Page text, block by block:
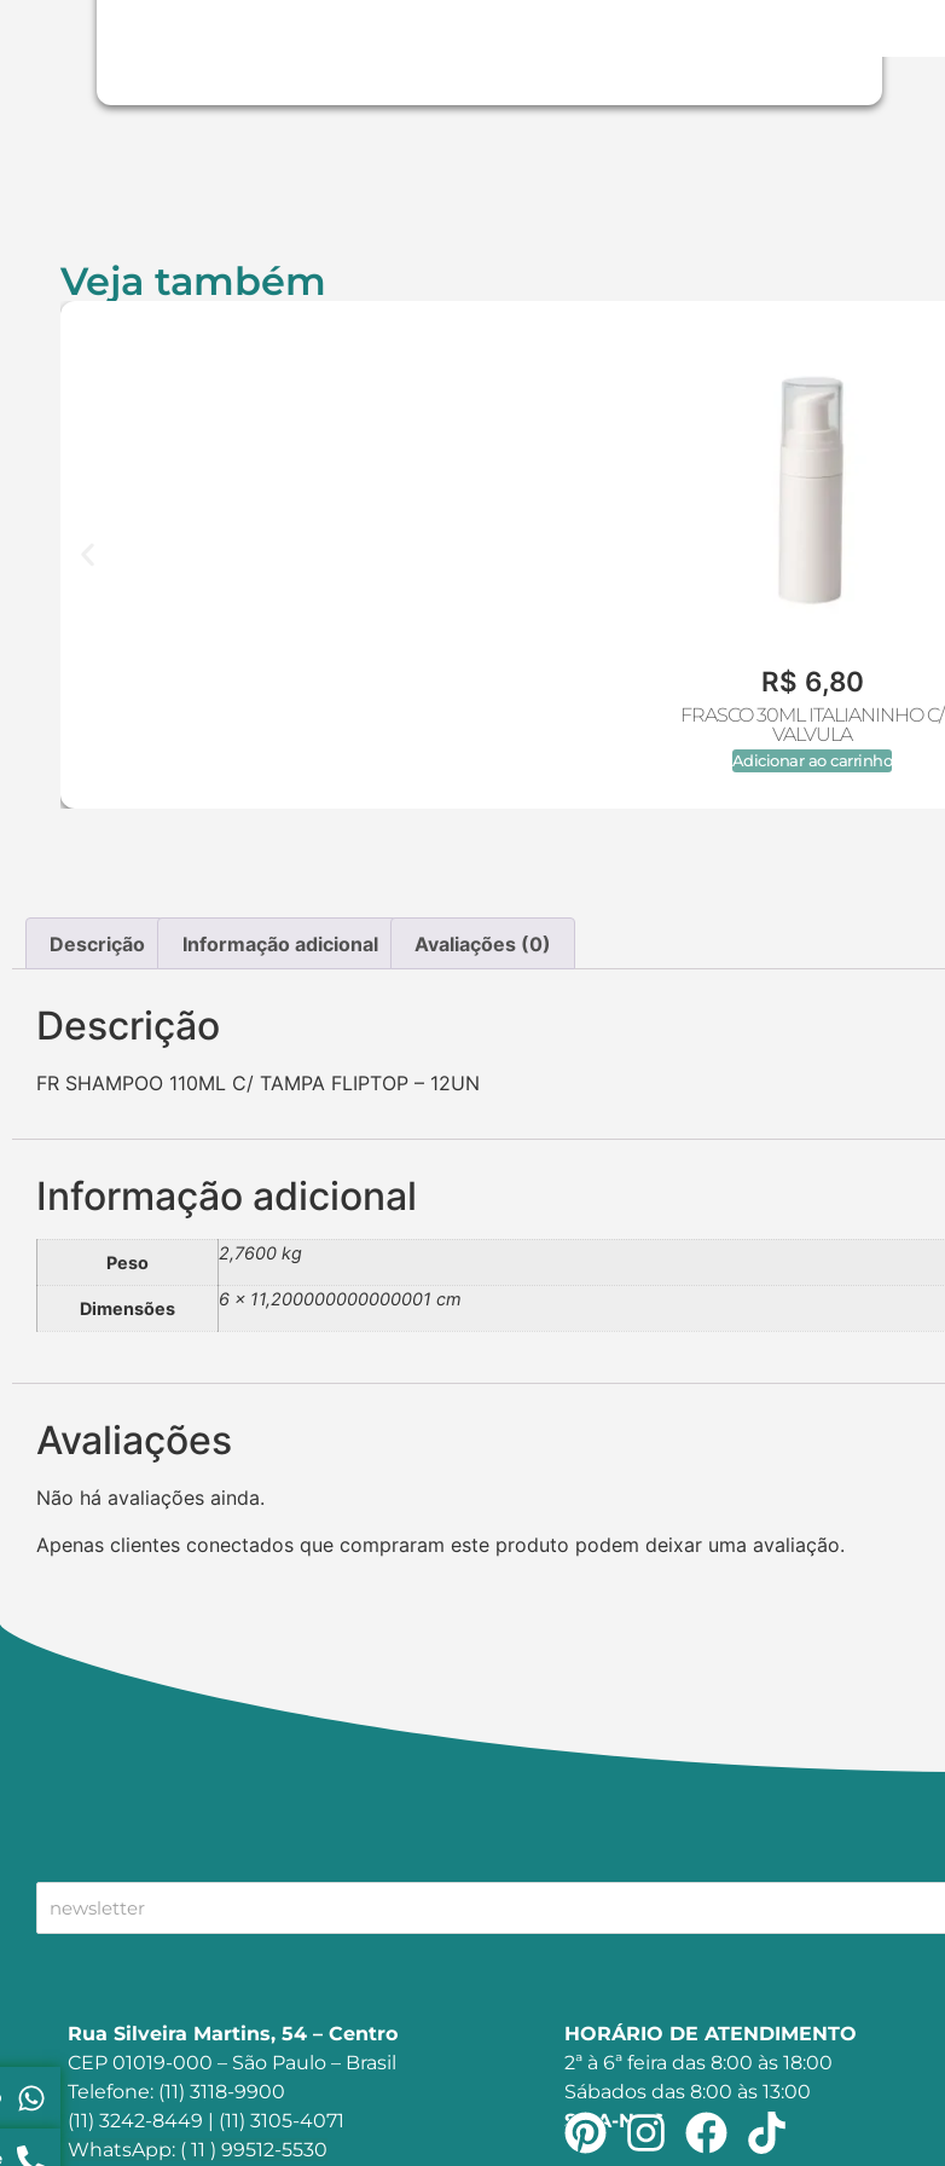
Veja também
R$ 6,80
FRASCO 30ML ITALIANINHO C/
VALVULA
Adicionar ao carrinho
Descrição Informação adicional Avaliações (0)
Descrição
FR SHAMPOO 110ML C/ TAMPA FLIPTOP – 12UN
Informação adicional
Peso 2,7600 kg
Dimensões 6 × 11,200000000000001 cm
Avaliações
Não há avaliações ainda.
Apenas clientes conectados que compraram este produto podem deixar uma avaliação.
Rua Silveira Martins, 54 – Centro
CEP 01019-000 – São Paulo – Brasil
Telefone: (11) 3118-9900
(11) 3242-8449 | (11) 3105-4071
WhatsApp: ( 11 ) 99512-5530
HORÁRIO DE ATENDIMENTO
2ª à 6ª feira das 8:00 às 18:00
Sábados das 8:00 às 13:00
SIGA-NOS